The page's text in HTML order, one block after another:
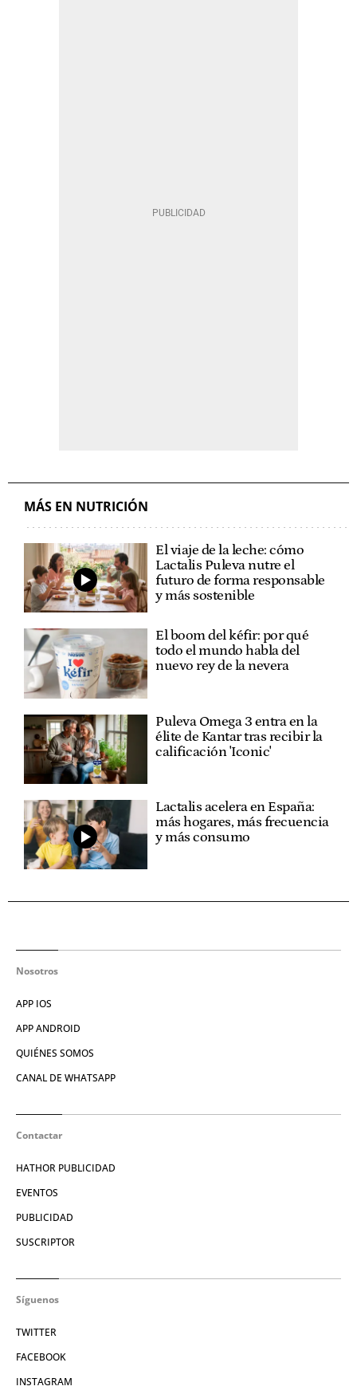
MÁS EN NUTRICIÓN
El viaje de la leche: cómo
Lactalis Puleva nutre el
futuro de forma responsable
y más sostenible
El boom del kéfir: por qué
todo el mundo habla del
nuevo rey de la nevera
Puleva Omega 3 entra en la
élite de Kantar tras recibir la
calificación 'Iconic'
Lactalis acelera en España:
más hogares, más frecuencia
y más consumo
Nosotros
APP IOS
APP ANDROID
QUIÉNES SOMOS
CANAL DE WHATSAPP
Contactar
HATHOR PUBLICIDAD
EVENTOS
PUBLICIDAD
SUSCRIPTOR
Síguenos
TWITTER
FACEBOOK
INSTAGRAM